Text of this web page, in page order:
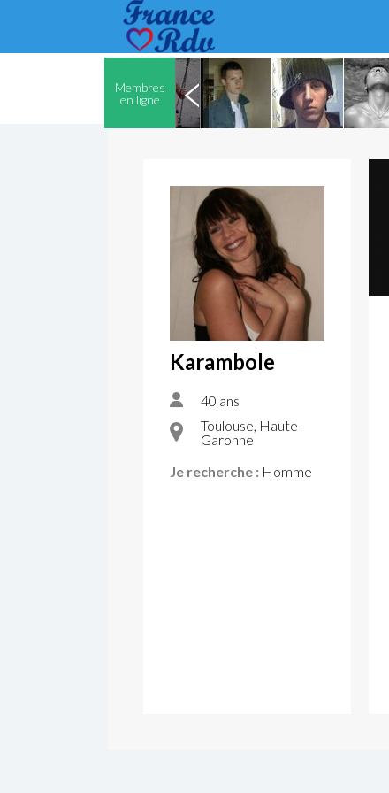
Membres
en ligne
Karambole
40 ans
Toulouse, Haute-
Garonne
Je recherche : Homme